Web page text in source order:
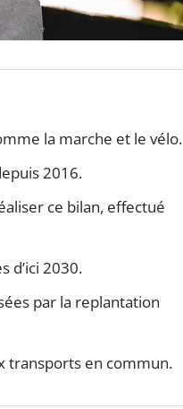
la marche et le vélo.
2016.
ce bilan, effectué
d’ici 2030.
par la replantation
transports en commun.